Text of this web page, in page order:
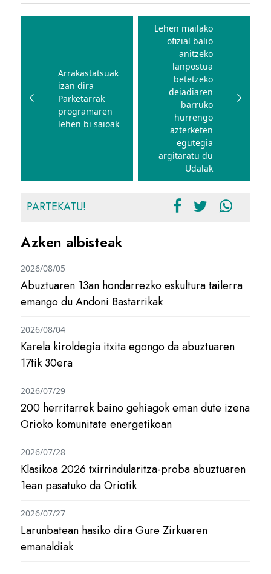
Bidalketetan
Arrakastatsuak
izan dira
Parketarrak
programaren
lehen bi saioak
Lehen mailako
ofizial balio
anitzeko
lanpostua
betetzeko
deiadiaren
barruko
hurrengo
azterketen
egutegia
argitaratu du
Udalak
PARTEKATU!
Azken albisteak
Abuztuaren 13an hondarrezko eskultura tailerra
emango du Andoni Bastarrikak
2026/08/05
Karela kiroldegia itxita egongo da abuztuaren
17tik 30era
2026/08/04
200 herritarrek baino gehiagok eman dute izena
Orioko komunitate energetikoan
2026/07/29
Klasikoa 2026 txirrindularitza-proba abuztuaren
1ean pasatuko da Oriotik
2026/07/28
Larunbatean hasiko dira Gure Zirkuaren
emanaldiak
2026/07/27